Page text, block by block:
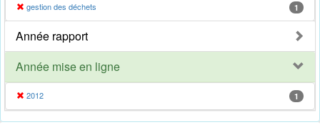
gestion des déchets 1
Année rapport
Année mise en ligne
2012 1